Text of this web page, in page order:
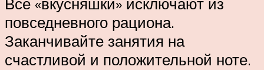
повседневного рациона.
Заканчивайте занятия на
счастливой и положительной ноте.